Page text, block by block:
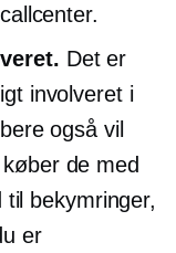
Det er
involveret i
også vil
de med
bekymringer,
er